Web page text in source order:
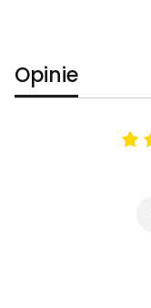
Opinie